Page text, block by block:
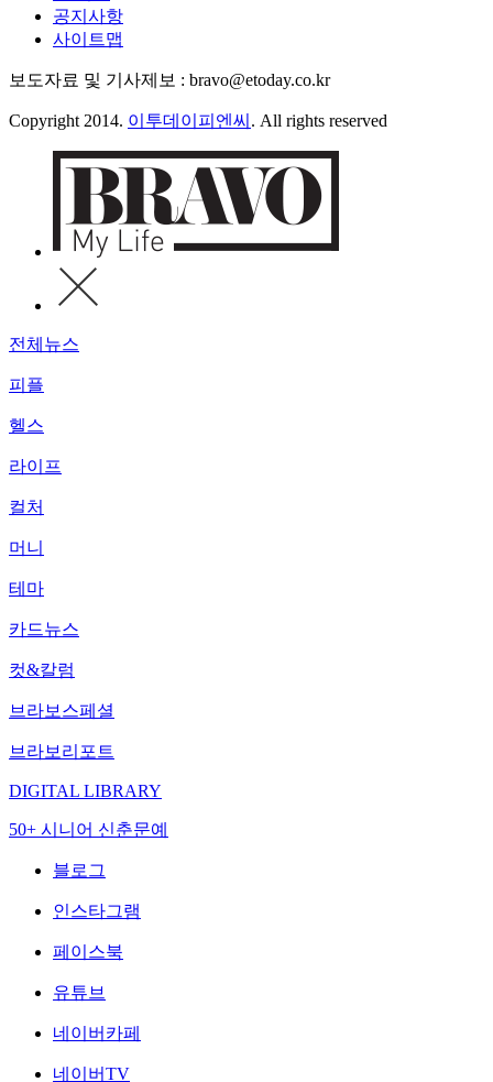
공지사항
사이트맵
보도자료 및 기사제보 : bravo@etoday.co.kr
Copyright 2014. 이투데이피엔씨 . All rights reserved
전체뉴스
피플
헬스
라이프
컬처
머니
테마
카드뉴스
컷&칼럼
브라보스페셜
브라보리포트
DIGITAL LIBRARY
50+ 시니어 신춘문예
블로그
인스타그램
페이스북
유튜브
네이버카페
네이버TV